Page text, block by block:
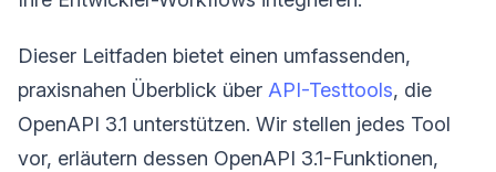
Dieser Leitfaden bietet einen umfassenden,
praxisnahen Überblick über API-Testtools, die
OpenAPI 3.1 unterstützen. Wir stellen jedes Tool
vor, erläutern dessen OpenAPI 3.1-Funktionen,